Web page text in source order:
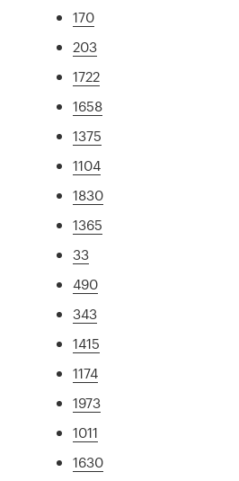
170
203
1722
1658
1375
1104
1830
1365
33
490
343
1415
1174
1973
1011
1630